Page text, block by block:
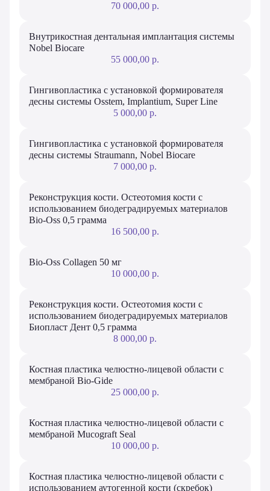
70 000,00 р.
Внутрикостная дентальная имплантация системы
Nobel Biocare
55 000,00 р.
Гингивопластика с установкой формирователя
десны системы Osstem, Implantium, Super Line
5 000,00 р.
Гингивопластика с установкой формирователя
десны системы Straumann, Nobel Biocare
7 000,00 р.
Реконструкция кости. Остеотомия кости с
использованием биодеградируемых материалов
Bio-Oss 0,5 грамма
16 500,00 р.
Bio-Oss Collagen 50 мг
10 000,00 р.
Реконструкция кости. Остеотомия кости с
использованием биодеградируемых материалов
Биопласт Дент 0,5 грамма
8 000,00 р.
Костная пластика челюстно-лицевой области с
мембраной Bio-Gide
25 000,00 р.
Костная пластика челюстно-лицевой области с
мембраной Mucograft Seal
10 000,00 р.
Костная пластика челюстно-лицевой области с
использованием аутогенной кости (скребок)